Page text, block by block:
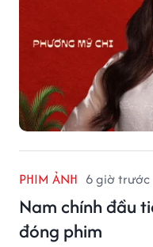
PHIM ẢNH 6 giờ trước
Nam chính đầu
đóng phim